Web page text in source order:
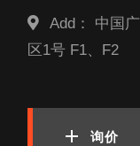
Add： 中国
区1号 F1、F2
询价